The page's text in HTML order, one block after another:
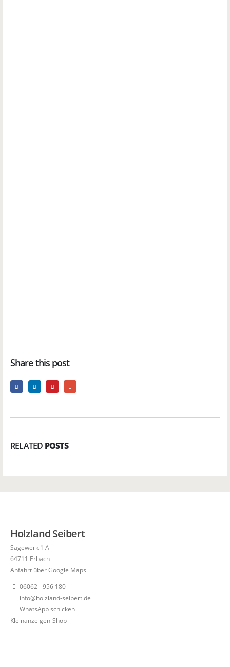
Share this post
RELATED POSTS
Holzland Seibert
Sägewerk 1 A
64711 Erbach
Anfahrt über Google Maps
06062 - 956 180
info@holzland-seibert.de
WhatsApp schicken
Kleinanzeigen-Shop